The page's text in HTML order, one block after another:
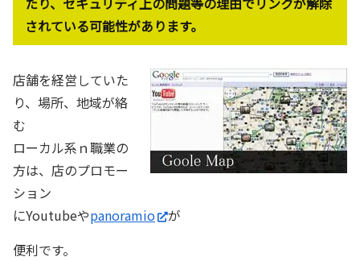
されている可能性があります。
店舗を経営していた
り、場所、地域が絡
む
ローカル系ｎ職業の
方は、店のプロモー
ション
にYoutubeやpanoramio
が
便利です。